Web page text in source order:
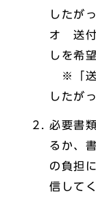
したが
オ 送付
しを希
※「送
したが
必要書
るか、
の負担
信して